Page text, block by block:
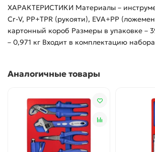
ХАРАКТЕРИСТИКИ Материалы –
Cr-V, PP+TPR (рукояти), EVA+PP
картонный короб Размеры в упаковке –
– 0,971 кг Входит в комплектацию
Аналогичные товары